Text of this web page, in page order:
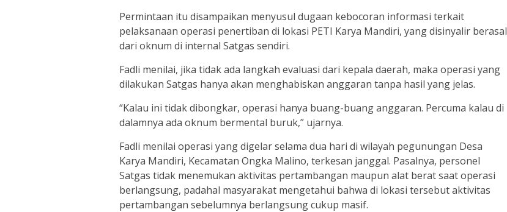
Permintaan itu disampaikan menyusul dugaan kebocoran informasi terkait
pelaksanaan operasi penertiban di lokasi PETI Karya Mandiri, yang disinyalir berasal
dari oknum di internal Satgas sendiri.
Fadli menilai, jika tidak ada langkah evaluasi dari kepala daerah, maka operasi yang
dilakukan Satgas hanya akan menghabiskan anggaran tanpa hasil yang jelas.
“Kalau ini tidak dibongkar, operasi hanya buang-buang anggaran. Percuma kalau di
dalamnya ada oknum bermental buruk,” ujarnya.
Fadli menilai operasi yang digelar selama dua hari di wilayah pegunungan Desa
Karya Mandiri, Kecamatan Ongka Malino, terkesan janggal. Pasalnya, personel
Satgas tidak menemukan aktivitas pertambangan maupun alat berat saat operasi
berlangsung, padahal masyarakat mengetahui bahwa di lokasi tersebut aktivitas
pertambangan sebelumnya berlangsung cukup masif.